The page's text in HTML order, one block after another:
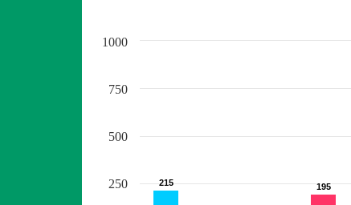
215
215 195
195
250
500
750
1000